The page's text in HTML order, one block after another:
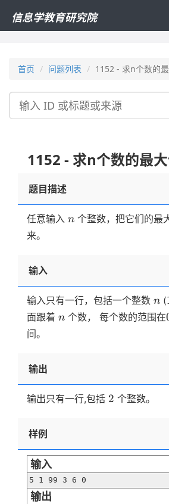
信息学教育研究院
首页 问题列表 1152 - 求n个数的
搜
1152 - 求n个数的最
题目描述
任意输入 n
n 个整数，把它们的最
来。
输入
输入只有一行，包括一个整数 n
n (
面跟着 n
n 个数， 每个数的范围在
间。
输出
输出只有一行,包括 2
2 个整数。
样例
输入
5 1 99 3 6 0
输出